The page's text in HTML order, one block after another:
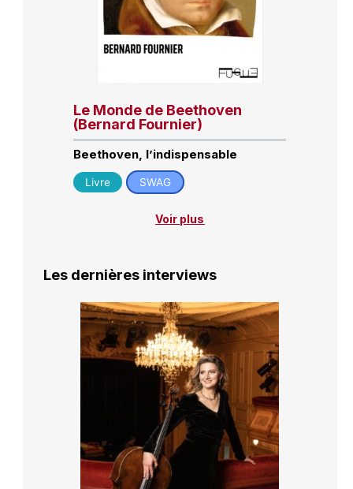
Le Monde de Beethoven
(Bernard Fournier)
Beethoven, l’indispensable
Livre SWAG
Voir plus
Les dernières interviews